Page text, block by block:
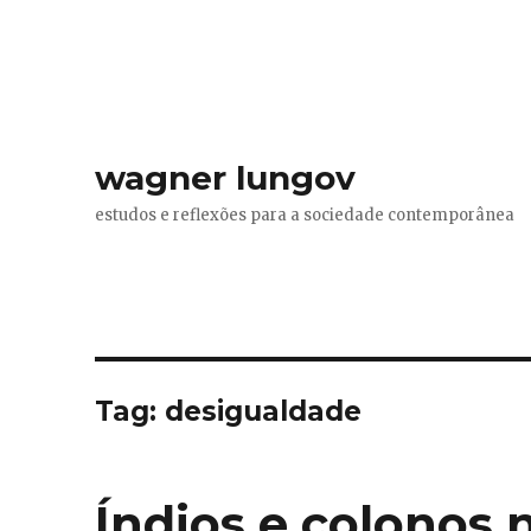
wagner lungov
estudos e reflexões para a sociedade contemporânea
Tag: desigualdade